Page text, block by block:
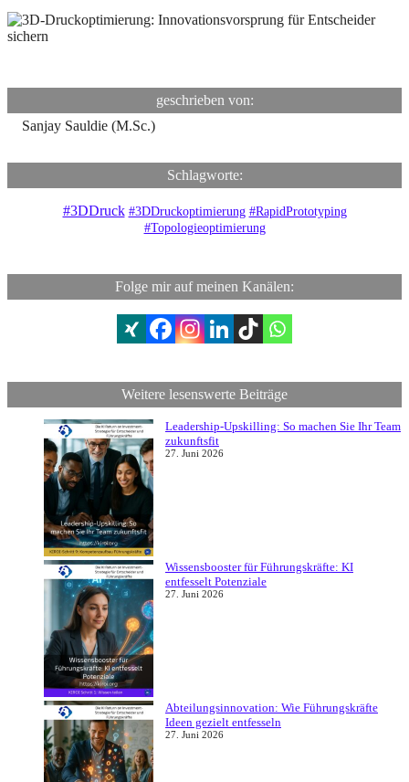
geschrieben von:
Sanjay Sauldie (M.Sc.)
Schlagworte:
#3DDruck #3DDruckoptimierung #RapidPrototyping
#Topologieoptimierung
Folge mir auf meinen Kanälen:
Weitere lesenswerte Beiträge
Leadership-Upskilling: So machen Sie Ihr Team
zukunftsfit
27. Juni 2026
Wissensbooster für Führungskräfte: KI
entfesselt Potenziale
27. Juni 2026
Abteilungsinnovation: Wie Führungskräfte
Ideen gezielt entfesseln
27. Juni 2026